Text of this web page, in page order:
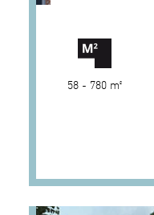
58 - 780 m²